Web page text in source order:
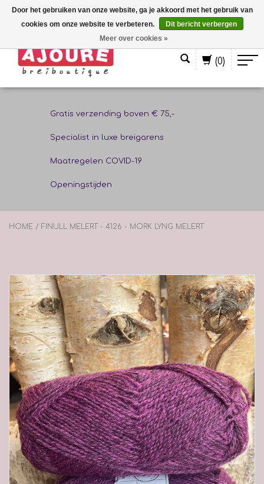
(0)
Gratis verzending boven € 75,-
Specialist in luxe breigarens
Maatregelen COVID-19
Openingstijden
HOME / FINULL MELERT - 4126 - MORK LYNG MELERT
Door het gebruiken van onze website, ga je akkoord met het gebruik van
cookies om onze website te verbeteren.
Dit bericht verbergen
Meer over cookies »